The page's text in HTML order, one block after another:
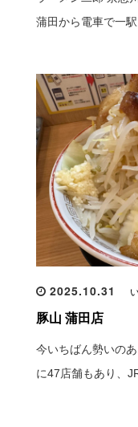
蒲田から電車で一
2025.10.31
豚山 蒲田店
今いちばん勢いの
に47店舗もあり、